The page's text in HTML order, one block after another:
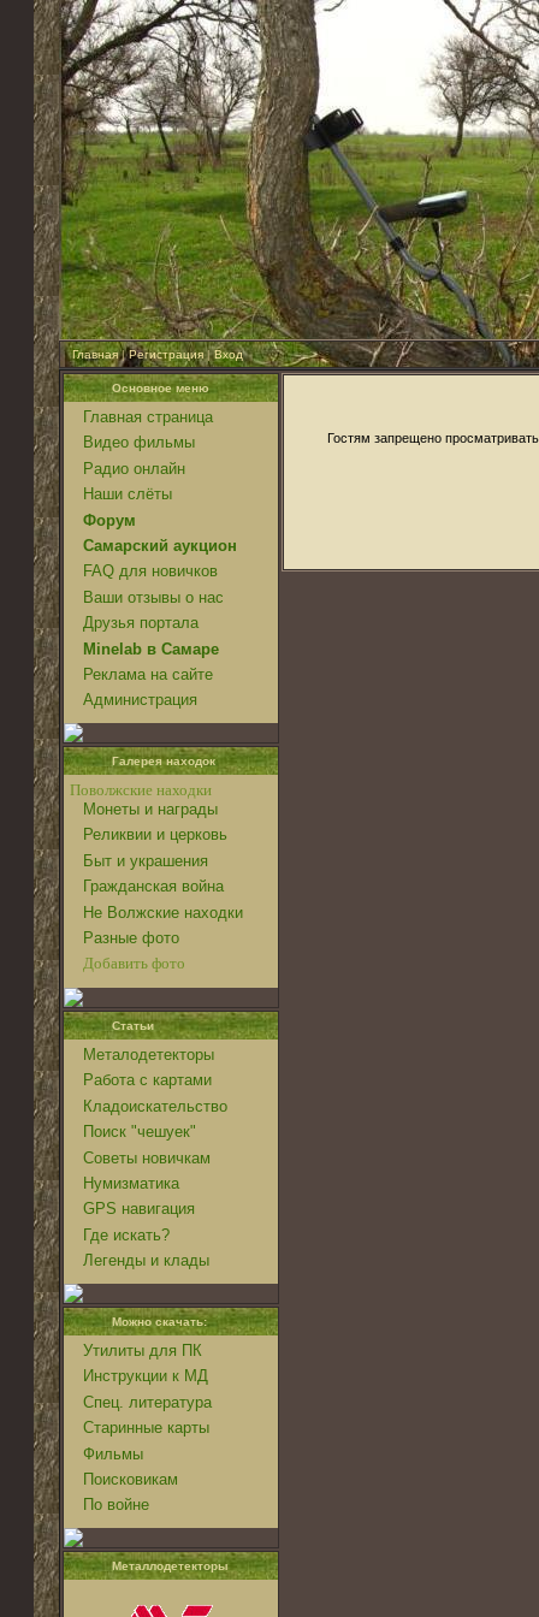
Главная|Регистрация|Вход
Основное меню
Главная страница
Видео фильмы
Радио онлайн
Наши слёты
Форум
Самарский аукцион
FAQ для новичков
Ваши отзывы о нас
Друзья портала
Minelab в Самаре
Реклама на сайте
Администрация
Галерея находок
Поволжские находки
Монеты и награды
Реликвии и церковь
Быт и украшения
Гражданская война
Не Волжские находки
Разные фото
Добавить фото
Статьи
Металодетекторы
Работа с картами
Кладоискательство
Поиск "чешуек"
Советы новичкам
Нумизматика
GPS навигация
Где искать?
Легенды и клады
Можно скачать:
Утилиты для ПК
Инструкции к МД
Спец. литература
Старинные карты
Фильмы
Поисковикам
По войне
Металлодетекторы
Гостям запрещено